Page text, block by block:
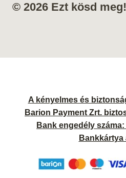
© 2026 Ezt kösd meg!
A kényelmes és
Barion Payment Zrt.
Bank engedély száma:
Bankkártya